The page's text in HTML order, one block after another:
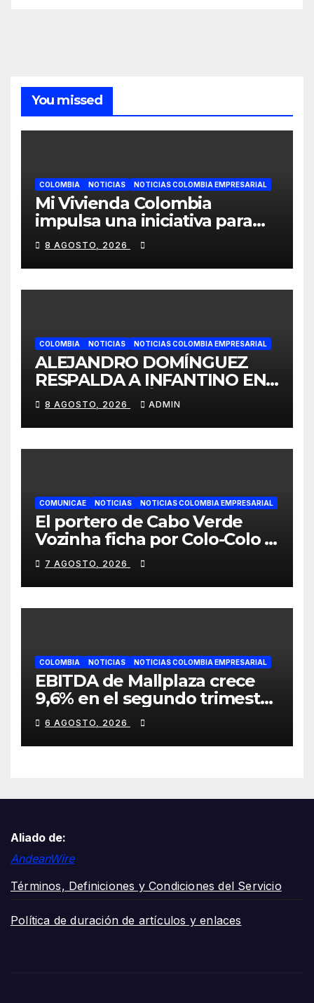
You missed
COLOMBIA NOTICIAS NOTICIAS COLOMBIA EMPRESARIAL
Mi Vivienda Colombia
impulsa una iniciativa para
facilitar el acceso a la
vivienda de familias
colombianas
8 AGOSTO, 2026
COLOMBIA NOTICIAS NOTICIAS COLOMBIA EMPRESARIAL
ALEJANDRO DOMÍNGUEZ
RESPALDA A INFANTINO EN
CALI: «ES EL LÍDER DE LA
TRANSFORMACIÓN DEL
FÚTBOL»
8 AGOSTO, 2026 ADMIN
COMUNICAE NOTICIAS NOTICIAS COLOMBIA EMPRESARIAL
El portero de Cabo Verde
Vozinha ficha por Colo-Colo y
JETOUR respalda su nueva
etapa
7 AGOSTO, 2026
COLOMBIA NOTICIAS NOTICIAS COLOMBIA EMPRESARIAL
EBITDA de Mallplaza crece
9,6% en el segundo trimestre
mientras avanza en su plan
de crecimiento en Colombia
6 AGOSTO, 2026
Aliado de:
AndeanWire
Términos, Definiciones y Condiciones del Servicio
Política de duración de artículos y enlaces